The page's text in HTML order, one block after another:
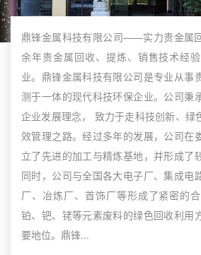
鼎锋金属科技有限公司——实力贵金属
余年贵金属回收、提炼、销售技术经
业。鼎锋金属科技有限公司是专业从事
测于一体的现代科技环保企业。公司秉
企业发展理念， 致力于走科技创新、绿
效管理之路。经过多年的发展，公司在
立了先进的加工与精炼基地，并形成了
同时，公司与全国各大电子厂、集成电
厂、冶炼厂、首饰厂等形成了紧密的合
铂、钯、铑等元素废料的绿色回收利用
要地位。鼎锋...